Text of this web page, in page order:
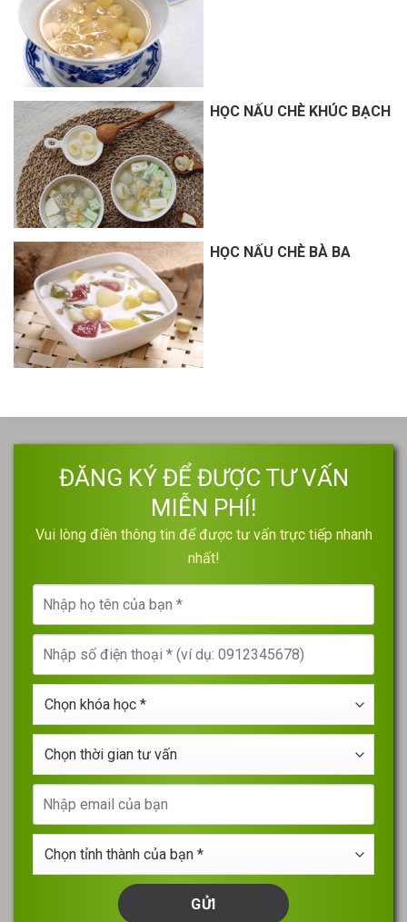
HỌC NẤU CHÈ KHÚC BẠCH
HỌC NẤU CHÈ BÀ BA
ĐĂNG KÝ ĐỂ ĐƯỢC TƯ VẤN
MIỄN PHÍ!
Vui lòng điền thông tin để được tư vấn trực tiếp nhanh
nhất!
họ
tên
của
bạn
*
số
điện
thoại
khóa
học
thời
gian
tư
vấnemail
của
bạn
tỉnh